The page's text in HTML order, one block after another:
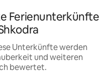
Ferienunterkünfte
Unterkünfte werden
und weiteren
bewertet.